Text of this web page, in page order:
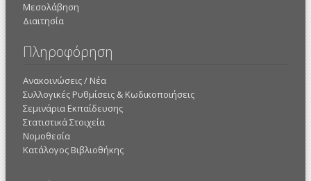
Μεσολάβηση
Διαιτησία
Πληροφόρηση
Ανακοινώσεις / Νέα
Συλλογικές Ρυθμίσεις & Κωδικοποιήσεις
Σεμινάρια Εκπαίδευσης
Στατιστικά Στοιχεία
Νομοθεσία
Κατάλογος Βιβλιοθήκης